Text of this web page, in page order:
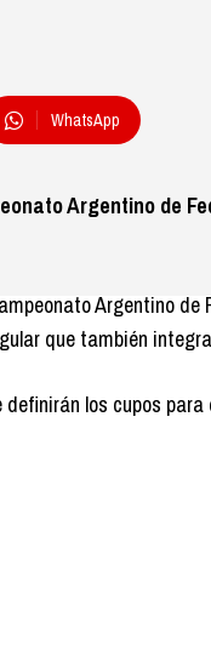
WhatsApp
Argentino de
Argentino de
que también
los cupos